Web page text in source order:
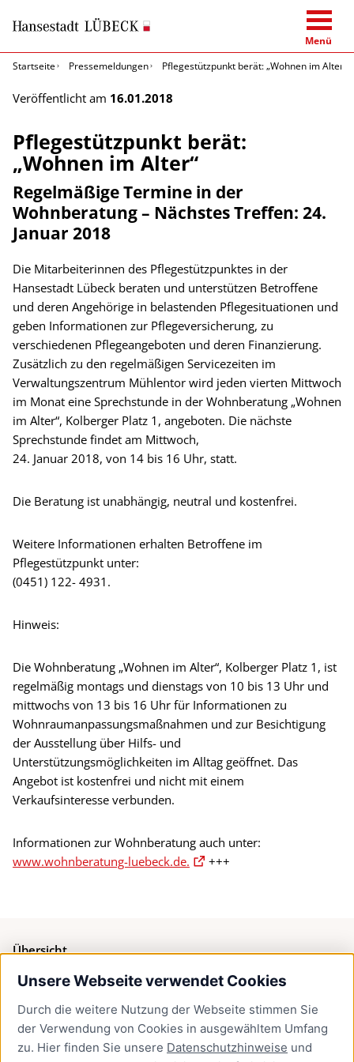
Unsere Webseite verwendet Cookies
Durch die weitere Nutzung der Webseite stimmen Sie
der Verwendung von Cookies in ausgewähltem Umfang
zu. Hier finden Sie unsere Datenschutzhinweise und
Menü
Startseite
Pressemeldungen Pflegestützpunkt berät: „Wohnen im Alter“
Veröffentlicht am 16.01.2018
Pflegestützpunkt berät:
„Wohnen im Alter“
Regelmäßige Termine in der
Wohnberatung – Nächstes Treffen: 24.
Januar 2018
Die Mitarbeiterinnen des Pflegestützpunktes in der
Hansestadt Lübeck beraten und unterstützen Betroffene
und deren Angehörige in belastenden Pflegesituationen und
geben Informationen zur Pflegeversicherung, zu
verschiedenen Pflegeangeboten und deren Finanzierung.
Zusätzlich zu den regelmäßigen Servicezeiten im
Verwaltungszentrum Mühlentor wird jeden vierten Mittwoch
im Monat eine Sprechstunde in der Wohnberatung „Wohnen
im Alter“, Kolberger Platz 1, angeboten. Die nächste
Sprechstunde findet am Mittwoch,
24. Januar 2018, von 14 bis 16 Uhr, statt.
Die Beratung ist unabhängig, neutral und kostenfrei.
Weitere Informationen erhalten Betroffene im
Pflegestützpunkt unter:
(0451) 122- 4931.
Hinweis:
Die Wohnberatung „Wohnen im Alter“, Kolberger Platz 1, ist
regelmäßig montags und dienstags von 10 bis 13 Uhr und
mittwochs von 13 bis 16 Uhr für Informationen zu
Wohnraumanpassungsmaßnahmen und zur Besichtigung
der Ausstellung über Hilfs- und
Unterstützungsmöglichkeiten im Alltag geöffnet. Das
Angebot ist kostenfrei und nicht mit einem
Verkaufsinteresse verbunden.
Informationen zur Wohnberatung auch unter:
www.wohnberatung-luebeck.de.
+++
Übersicht
Bürgerservice
Presse
Newsletter Lübeck:kompakt